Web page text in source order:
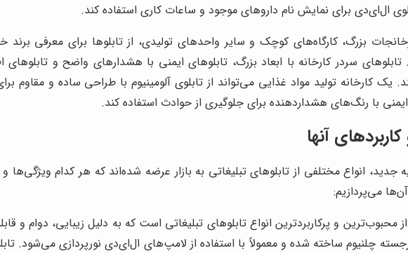
ال‌ای‌دی برای نمایش نام داروهای موجود و ساعات کاری استفاده کند.
بزرگ، کارگاه‌های کوچک و سایر واحدهای تولیدی، از تابلوها برای معرفی
تابلوهای سردر کارخانه با ابعاد بزرگ، تابلوهای ایمنی با هشدارهای واضح و
کارخانه تولید مواد غذایی می‌تواند از تابلوی آلومینیوم با طراحی ساده و مقاوم
با رنگ‌های هشداردهنده برای جلوگیری از حوادث استفاده کند.
آنها
جدید، انواع مختلفی از تابلوهای تبلیغاتی به بازار عرضه شده‌اند که هر کدام
می‌پردازیم:
محبوب‌ترین و پرکاربردترین انواع تابلوهای تبلیغاتی است که به دلیل زیبایی، دوام و
چلنیوم ساخته شده و معمولاً با استفاده از لامپ‌های ال‌ای‌دی نورپردازی می‌شود.